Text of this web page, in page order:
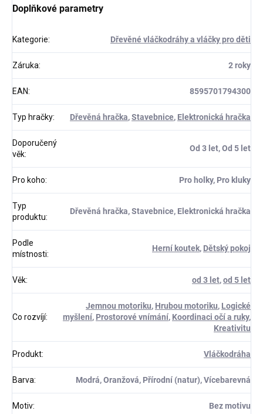
Doplňkové parametry
Kategorie: Dřevěné vláčkodráhy a vláčky pro děti
Záruka: 2 roky
EAN: 8595701794300
Typ hračky: Dřevěná hračka,Stavebnice, Elektronická hračka
Doporučený
věk:
Od 3 let, Od 5 let
Pro koho: Pro holky, Pro kluky
Typ
produktu:
Dřevěná hračka, Stavebnice, Elektronická hračka
Podle
místnosti:
Herní koutek, Dětský pokoj
Věk: od 3 let,od 5 let
Co rozvíjí:
Jemnou motoriku, Hrubou motoriku, Logické
myšlení, Prostorové vnímání, Koordinaci očí a ruky,
Kreativitu
Produkt: Vláčkodráha
Barva: Modrá, Oranžová, Přírodní (natur), Vícebarevná
Motiv: Bez motivu